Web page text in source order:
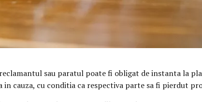
sau paratul poate fi obligat de instanta la
cauza, cu conditia ca respectiva parte sa fi pierdut